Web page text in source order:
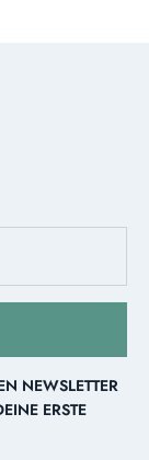
NEWSLETTER
ERSTE